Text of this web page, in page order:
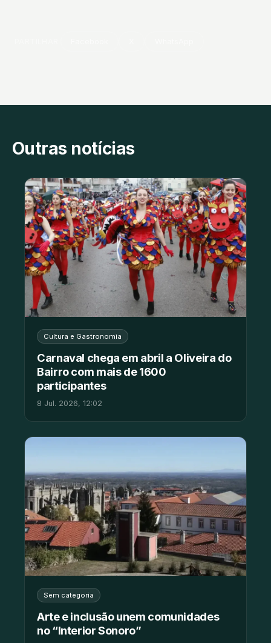
Outras notícias
Cultura e Gastronomia
Carnaval chega em abril a Oliveira do
Bairro com mais de 1600
participantes
8 Jul. 2026, 12:02
Sem categoria
Arte e inclusão unem comunidades
no “Interior Sonoro”